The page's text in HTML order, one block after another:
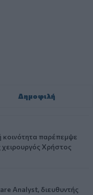
Δημοφιλή
κοινότητα παρέπεμψε
χειρουργός Χρήστος
Analyst, διευθυντής